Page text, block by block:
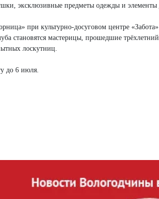
эксклюзивные предметы одежды и элементы
при культурно-досуговом центре
становятся мастерицы, прошедшие
лоскутниц.
до 6 июля.